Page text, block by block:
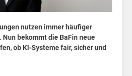
nutzen immer häufiger
bekommt die BaFin neue
ob KI-Systeme fair, sicher und